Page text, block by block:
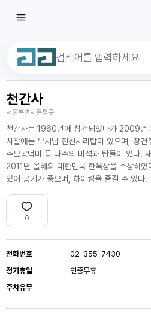
최근 검색어
천간사
서울특별시은평구
천간사는 1960년에 창건되었다가 2009년
사찰에는 부처님 진신사리탑이 있으며, 창건
추모공덕비 등 다수의 비석과 탑들이 있다.
2011년 올해의 대한민국 한옥상을 수상하
있어 공기가 좋으며, 하이킹을 즐길 수 있다.
0
전화번호
02-355-7430
정기휴일
연중무휴
주차유무